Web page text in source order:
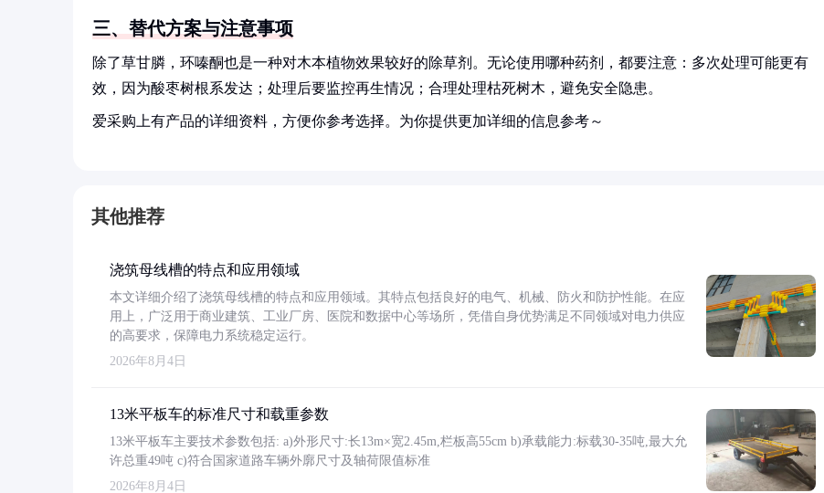
三、替代方案与注意事项
除了草甘膦，环嗪酮也是一种对木本植物效果较好的除草剂。无论使用哪种药剂，都要注意：多次处理可能更有
效，因为酸枣树根系发达；处理后要监控再生情况；合理处理枯死树木，避免安全隐患。
爱采购上有产品的详细资料，方便你参考选择。为你提供更加详细的信息参考～
其他推荐
浇筑母线槽的特点和应用领域
本文详细介绍了浇筑母线槽的特点和应用领域。其特点包括良好的电气、机械、防火和防护性能。在应
用上，广泛用于商业建筑、工业厂房、医院和数据中心等场所，凭借自身优势满足不同领域对电力供应
的高要求，保障电力系统稳定运行。
2026年8月4日
13米平板车的标准尺寸和载重参数
13米平板车主要技术参数包括: a)外形尺寸:长13m×宽2.45m,栏板高55cm b)承载能力:标载30-35吨,最大允
许总重49吨 c)符合国家道路车辆外廓尺寸及轴荷限值标准
2026年8月4日